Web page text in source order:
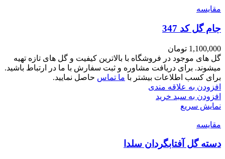
مقايسه
جام گل کد 347
1,100,000 تومان
گل های موجود در فروشگاه با بالاترین کیفیت و گل های تازه تهیه
میشوند. برای دریافت مشاوره و ثبت سفارش با ما در ارتباط باشید.
برای کسب اطلاعات بیشتر با ما تماس حاصل نمایید.
افزودن به علاقه مندی
افزودن به سبد خرید
نمایش سریع
مقايسه
دسته گل آفتابگردان سلدا